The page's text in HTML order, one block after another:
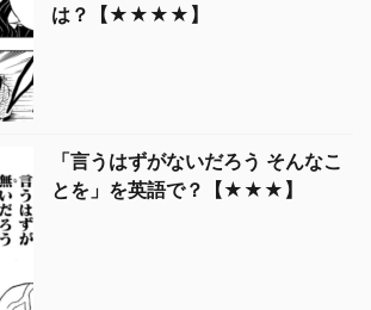
は？【★★★★】
「言うはずがないだろう そんなこ
とを」を英語で？【★★★】